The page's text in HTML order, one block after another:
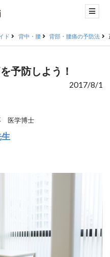
ド 背中・腰 背部・腰痛の予防法
予防しよう！
2017/8/1
医学博士